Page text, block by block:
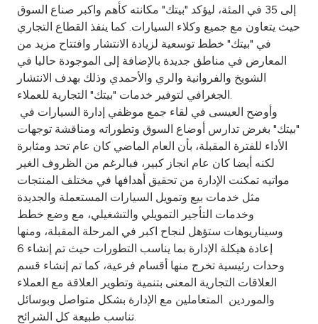
Germany
Malaysia
Turkey
Egypt
UK
Kingdom of Bahrain
إلى 35 في المئة، ليؤكد "بيتك" مكانته كأهم واكبر صناع السوق
حيث يتعاون مع جميع وكلاء السيارات. كما ينفذ القطاع التجاري
في "بيتك" خطط توسعية لزيادة الانتشار وافتتاح مزيد من
المعارض في مناطق جديدة بالإضافة إلى الموجودة حاليا في
الشويخ والفروانية والري والأحمدي وذلك بهدف الانتشار
الجغرافي لتوفير خدمات "بيتك" التجارية للعملاء.
"بيتك" بغرض تدارس أوضاع السوق وتطوراته ومناقشة توجهات
الأداء للفترة المقبلة، بأن العام الماضي كان عام تحد ومثابرة
لكنه أيضا كان عام انجاز كبير، فبالرغم من الظروف الغير
مواتيه تمكنت الإدارة من تحقيق أهدافها في مختلف المنتجات
مثل خدمات بيع وتمويل السيارات المستعملة والجديدة
وخدمات التأجير التمويلي والتشغيلي، مع وضع خطط
وسيناريوهات ستؤهل لنجاح اكبر في المرحلة المقبلة، ومنها
إعادة هيكلة الإدارة بما يناسب التطورات حيث تم إنشاء 6
وحدات رئيسية تخرج منها أقسام فرعية، كما تم إنشاء قسم
العلاقات التجارية المعنى بتنمية وتطوير العلاقة مع العملاء
والموردين المتعاملين مع الإدارة بشكل متواصل وبوسائل
تناسب طبيعة كل الشرائح.